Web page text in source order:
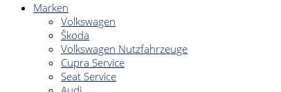
Marken
Volkswagen
Škoda
Volkswagen Nutzfahrzeuge
Cupra Service
Seat Service